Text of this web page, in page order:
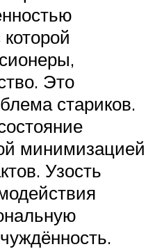
Это
стариков.
минимизацией
Узость